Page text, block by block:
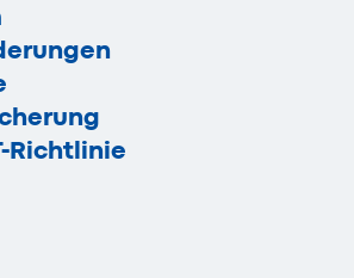
Richtlinie